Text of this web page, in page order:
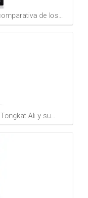
de los…
Ali y su…